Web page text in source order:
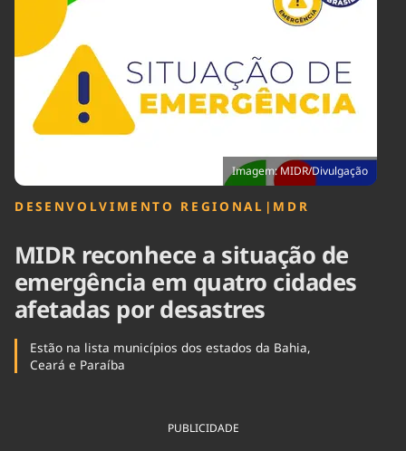
Brasil Mineral
Ciência &
Tecnologia
Infraestrutura
Internacional
Podcast
Tempo
Imagem: MIDR/Divulgação
DESENVOLVIMENTO REGIONAL | MDR
MIDR reconhece a situação de
emergência em quatro cidades
afetadas por desastres
Estão na lista municípios dos estados da Bahia,
Ceará e Paraíba
PUBLICIDADE